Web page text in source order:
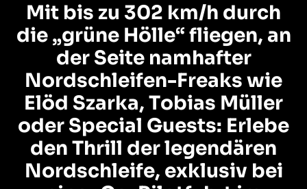
Mit bis zu 302 km/h durch
die „grüne Hölle“ fliegen, an
der Seite namhafter
Nordschleifen-Freaks wie
Elöd Szarka, Tobias Müller
oder Special Guests: Erlebe
den Thrill derlegendären
Nordschleife, exklusiv bei